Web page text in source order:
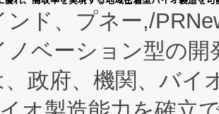
ンド、プネー,/
ノベーション型の
、政府、機関、バイ